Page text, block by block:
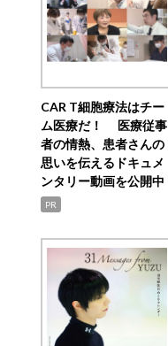
CAR T細胞療法はチー
ム医療だ！ 医療従事
者の情熱、患者さんの
思いを伝えるドキュメ
ンタリー動画を公開中
PR